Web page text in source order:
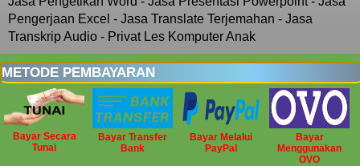
Pengerjaan Excel - Jasa Translate Terjemahan - Jasa
Transkrip Audio - Privat Les Komputer Anak
METODE PEMBAYARAN
Bayar Secara
Tunai
Bayar Transfer
Bank
Bayar Melalui
PayPal
Bayar
Menggunakan
OVO